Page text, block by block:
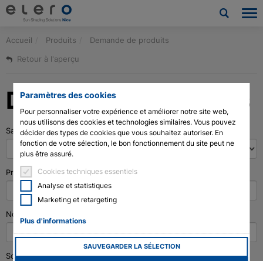
Paramètres des cookies
Pour personnaliser votre expérience et améliorer notre site web,
nous utilisons des cookies et technologies similaires. Vous pouvez
décider des types de cookies que vous souhaitez autoriser. En
fonction de votre sélection, le bon fonctionnement du site peut ne
plus être assuré.
Cookies techniques essentiels
Analyse et statistiques
Marketing et retargeting
Plus d'informations
SAUVEGARDER LA SÉLECTION
Produits
Nouvelles et Presse
Société
Contact
Téléchargements et service
Architectes et urbanistes
Technologie des moteurs à tige de vérin
Accueil Produits
Demande de produits
Retour à l'aperçu
Demande de produits
Salutation*
Prénom *
Nom de famille
Société*